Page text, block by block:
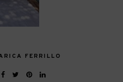
FERRILLO